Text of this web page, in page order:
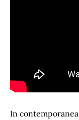
In contemporanea